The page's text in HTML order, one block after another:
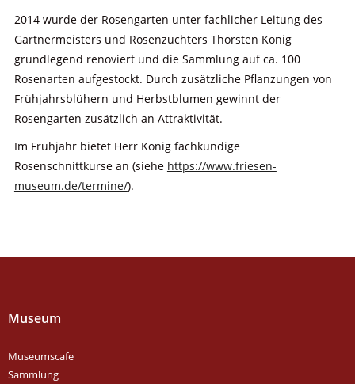
2014 wurde der Rosengarten unter fachlicher Leitung des
Gärtnermeisters und Rosenzüchters Thorsten König
grundlegend renoviert und die Sammlung auf ca. 100
Rosenarten aufgestockt. Durch zusätzliche Pflanzungen von
Frühjahrsblühern und Herbstblumen gewinnt der
Rosengarten zusätzlich an Attraktivität.
Im Frühjahr bietet Herr König fachkundige
Rosenschnittkurse an (siehe https://www.friesen-
museum.de/termine/).
Museum
Museumscafe
Sammlung